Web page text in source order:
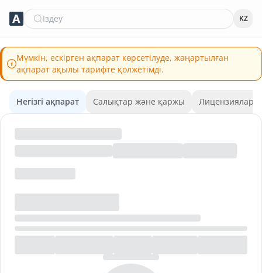
Іздеу KZ
Мүмкін, ескірген ақпарат көрсетілуде, жаңартылған
ақпарат ақылы тарифте қолжетімді.
Негізгі ақпарат Салықтар және қаржы Лицензиялар